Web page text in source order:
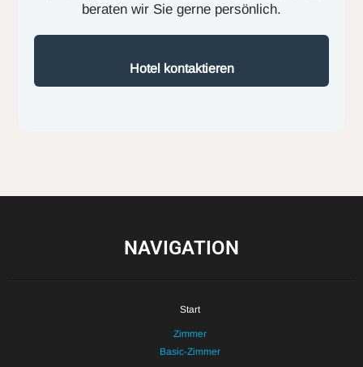
beraten wir Sie gerne persönlich.
Hotel kontaktieren
NAVIGATION
Start
Zimmer
Basic-Zimmer